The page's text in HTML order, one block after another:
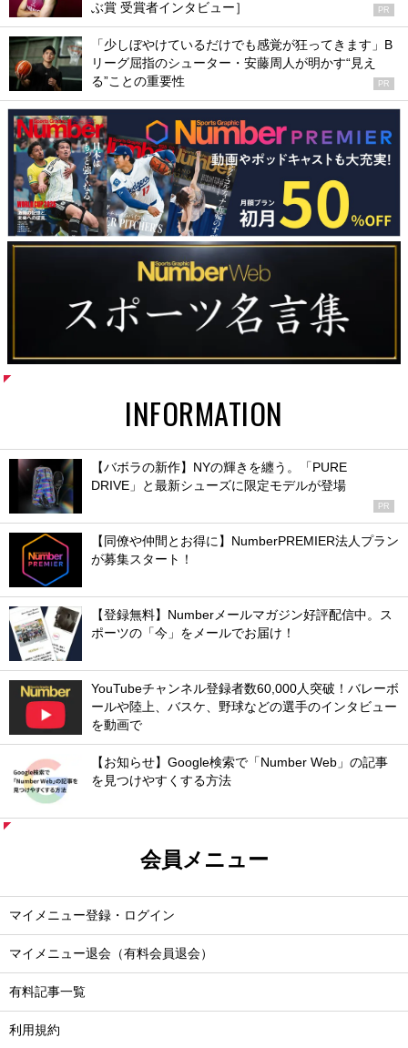
ぶ賞 受賞者インタビュー］
PR
「少しぼやけているだけでも感覚が狂ってきます」B
リーグ屈指のシューター・安藤周人が明かす“見え
る”ことの重要性
PR
INFORMATION
【バボラの新作】NYの輝きを纏う。「PURE
DRIVE」と最新シューズに限定モデルが登場
PR
【同僚や仲間とお得に】NumberPREMIER法人プラン
が募集スタート！
【登録無料】Numberメールマガジン好評配信中。ス
ポーツの「今」をメールでお届け！
YouTubeチャンネル登録者数60,000人突破！バレーボ
ールや陸上、バスケ、野球などの選手のインタビュー
を動画で
【お知らせ】Google検索で「Number Web」の記事
を見つけやすくする方法
会員メニュー
マイメニュー登録・ログイン
マイメニュー退会（有料会員退会）
有料記事一覧
利用規約